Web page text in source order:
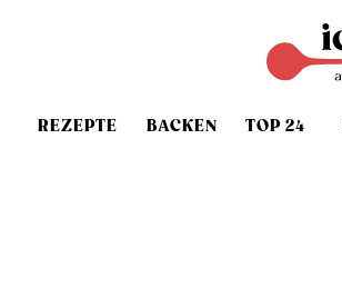
REZEPTE BACKEN TOP 24